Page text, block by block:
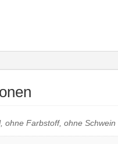
ohne Farbstoff, ohne Schwein